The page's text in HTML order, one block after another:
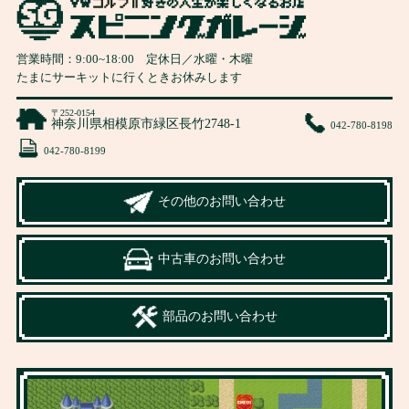
営業時間： 9:00~18:00 定休日／水曜・木曜
たまにサーキットに行くときお休みします
〒252-0154
神奈川県相模原市緑区長竹2748-1 042-780-8198
042-780-8199
その他のお問い合わせ
中古車のお問い合わせ
部品のお問い合わせ